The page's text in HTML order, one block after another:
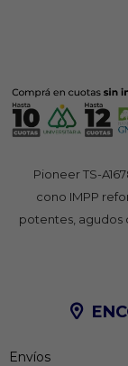
Pioneer TS-
cono IMPP
potentes, agudos
Envíos